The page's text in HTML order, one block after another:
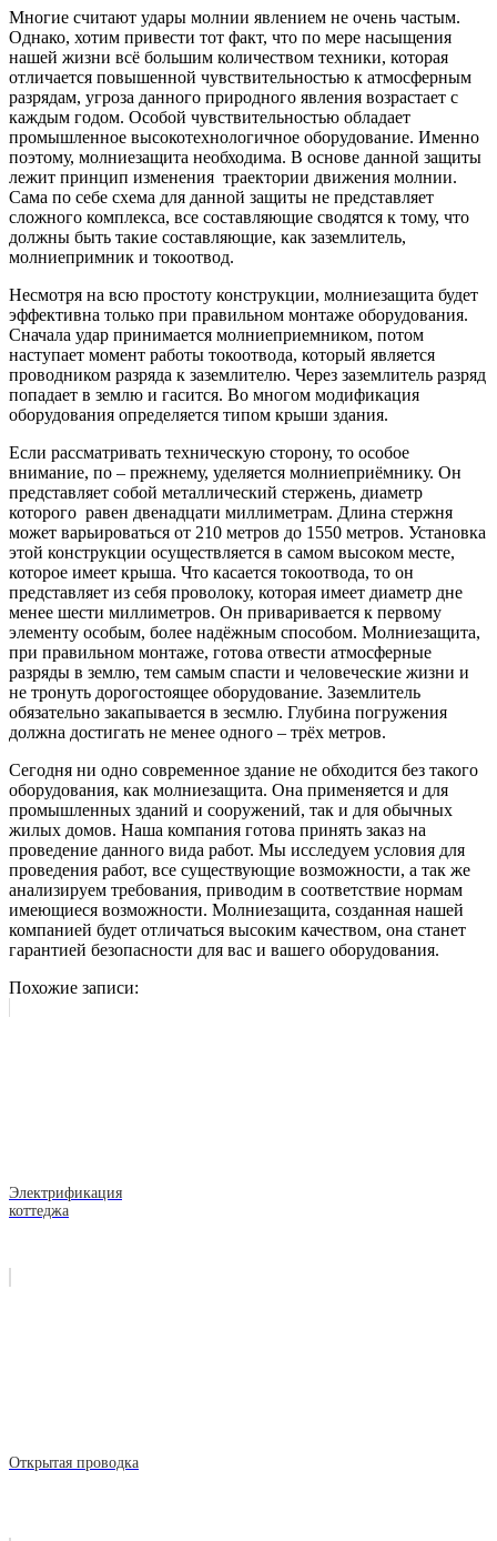
Многие считают удары молнии явлением не очень частым.
Однако, хотим привести тот факт, что по мере насыщения
нашей жизни всё большим количеством техники, которая
отличается повышенной чувствительностью к атмосферным
разрядам, угроза данного природного явления возрастает с
каждым годом. Особой чувствительностью обладает
промышленное высокотехнологичное оборудование. Именно
поэтому, молниезащита необходима. В основе данной защиты
лежит принцип изменения траектории движения молнии.
Сама по себе схема для данной защиты не представляет
сложного комплекса, все составляющие сводятся к тому, что
должны быть такие составляющие, как заземлитель,
молниепримник и токоотвод.
Несмотря на всю простоту конструкции, молниезащита будет
эффективна только при правильном монтаже оборудования.
Сначала удар принимается молниеприемником, потом
наступает момент работы токоотвода, который является
проводником разряда к заземлителю. Через заземлитель разряд
попадает в землю и гасится. Во многом модификация
оборудования определяется типом крыши здания.
Если рассматривать техническую сторону, то особое
внимание, по – прежнему, уделяется молниеприёмнику. Он
представляет собой металлический стержень, диаметр
которого равен двенадцати миллиметрам. Длина стержня
может варьироваться от 210 метров до 1550 метров. Установка
этой конструкции осуществляется в самом высоком месте,
которое имеет крыша. Что касается токоотвода, то он
представляет из себя проволоку, которая имеет диаметр дне
менее шести миллиметров. Он приваривается к первому
элементу особым, более надёжным способом. Молниезащита,
при правильном монтаже, готова отвести атмосферные
разряды в землю, тем самым спасти и человеческие жизни и
не тронуть дорогостоящее оборудование. Заземлитель
обязательно закапывается в зесмлю. Глубина погружения
должна достигать не менее одного – трёх метров.
Сегодня ни одно современное здание не обходится без такого
оборудования, как молниезащита. Она применяется и для
промышленных зданий и сооружений, так и для обычных
жилых домов. Наша компания готова принять заказ на
проведение данного вида работ. Мы исследуем условия для
проведения работ, все существующие возможности, а так же
анализируем требования, приводим в соответствие нормам
имеющиеся возможности. Молниезащита, созданная нашей
компанией будет отличаться высоким качеством, она станет
гарантией безопасности для вас и вашего оборудования.
Похожие записи:
Электрификация
коттеджа
Открытая проводка